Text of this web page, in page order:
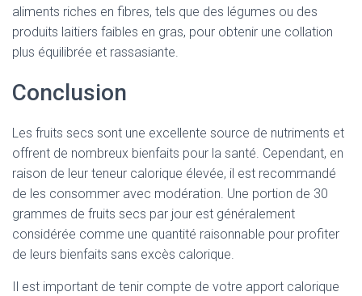
aliments riches en fibres, tels que des légumes ou des
produits laitiers faibles en gras, pour obtenir une collation
plus équilibrée et rassasiante.
Conclusion
Les fruits secs sont une excellente source de nutriments et
offrent de nombreux bienfaits pour la santé. Cependant, en
raison de leur teneur calorique élevée, il est recommandé
de les consommer avec modération. Une portion de 30
grammes de fruits secs par jour est généralement
considérée comme une quantité raisonnable pour profiter
de leurs bienfaits sans excès calorique.
Il est important de tenir compte de votre apport calorique